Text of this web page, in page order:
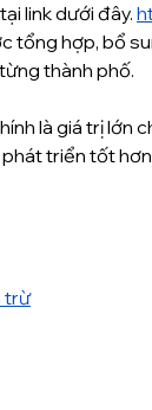
link dưới đây.
tổng hợp, bổ
thành phố.
là giá trị lớn
triển tốt
trừ